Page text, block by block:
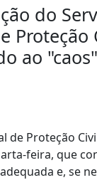
do
Proteção
ao
de Proteção
feira, que
e, se